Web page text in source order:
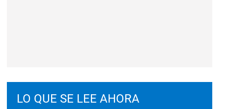
LO QUE SE LEE AHORA